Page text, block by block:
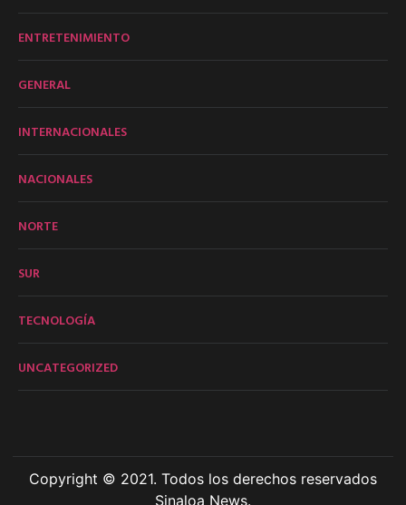
ENTRETENIMIENTO
GENERAL
INTERNACIONALES
NACIONALES
NORTE
SUR
TECNOLOGÍA
UNCATEGORIZED
Copyright © 2021. Todos los derechos reservados
Sinaloa News.